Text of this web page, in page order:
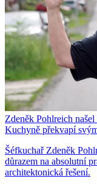
Zdeněk Pohlreich
Kuchyně překvapí
Šéfkuchař Zdeněk
důrazem na absolutní
architektonická řešení.